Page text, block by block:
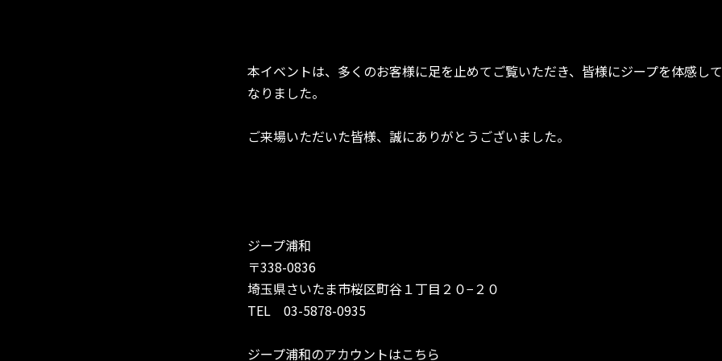
本イベントは、多くのお客様に足を止めてご覧いただき、皆様にジープを体感し
なりました。
ご来場いただいた皆様、誠にありがとうございました。
ジープ浦和
〒338-0836
埼玉県さいたま市桜区町谷１丁目２０−２０
TEL 03-5878-0935
ジープ浦和のアカウントはこちら